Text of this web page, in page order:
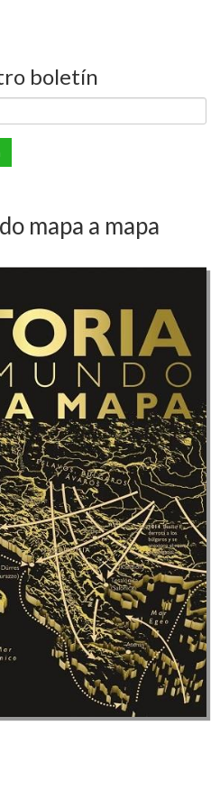
boletín
mapa a mapa